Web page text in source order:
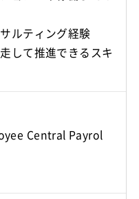
ルティング経験
して推進できるスキ
Central Payrol